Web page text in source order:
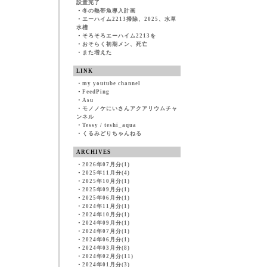
設置完了
・ 冬の熱帯魚導入計画
・ エーハイム2213掃除、2025、水草
水槽
・ そろそろエーハイム2213を
・ おそらく初期メン、死亡
・ また増えた
LINK
・ my youtube channel
・ FeedPing
・ Asu
・ モノノケにいさんアクアリウムチャ
ンネル
・ Tessy / teshi_aqua
・ くるみどりちゃんねる
ARCHIVES
・ 2026年07月分(1)
・ 2025年11月分(4)
・ 2025年10月分(1)
・ 2025年09月分(1)
・ 2025年06月分(1)
・ 2024年11月分(1)
・ 2024年10月分(1)
・ 2024年09月分(1)
・ 2024年07月分(1)
・ 2024年06月分(1)
・ 2024年03月分(8)
・ 2024年02月分(11)
・ 2024年01月分(3)